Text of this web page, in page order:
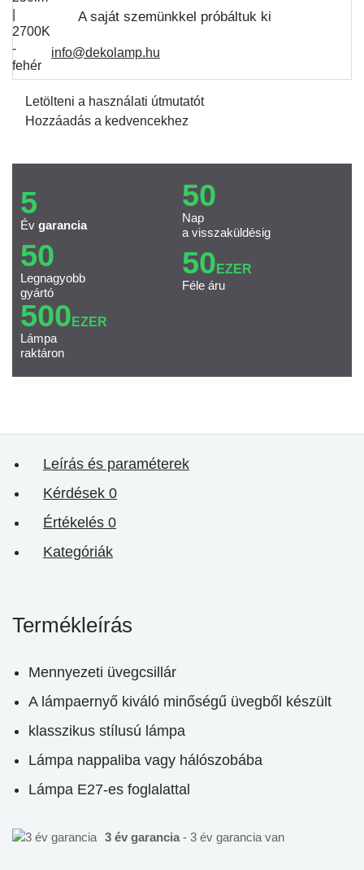
A saját szemünkkel próbáltuk ki
info@dekolamp.hu
Letölteni a használati útmutatót
Hozzáadás a kedvencekhez
5
Év garancia
50
Nap
a visszaküldésig
50
Legnagyobb
gyártó
50 EZER
Féle áru
500 EZER
Lámpa
raktáron
Leírás és paraméterek
Kérdések 0
Értékelés 0
Kategóriák
Termékleírás
Mennyezeti üvegcsillár
A lámpaernyő kiváló minőségű üvegből készült
klasszikus stílusú lámpa
Lámpa nappaliba vagy hálószobába
Lámpa E27-es foglalattal
3 év garancia - 3 év garancia van